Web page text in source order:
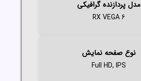
مدل پردازنده گرافیکی
RX VEGA 6
نوع صفحه نمایش
Full HD, IPS